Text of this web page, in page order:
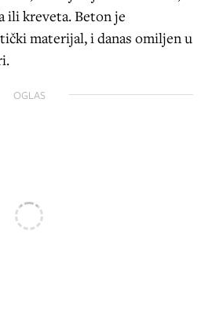
ili kreveta. Beton je
materijal, i danas omiljen u
OGLAS